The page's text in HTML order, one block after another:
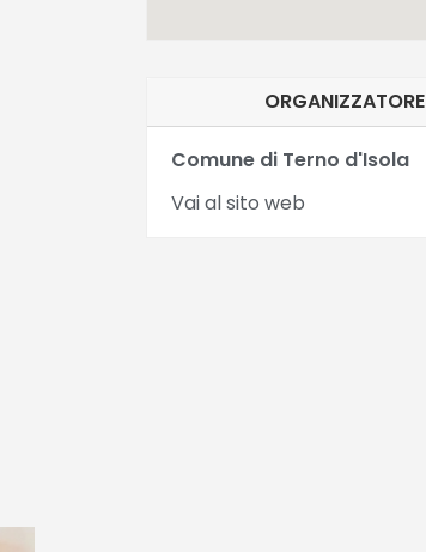
ORGANIZZATORE
Comune di Terno d'Isola
Vai al sito web